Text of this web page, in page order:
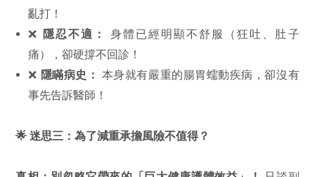
亂打！
❌
隱忍不適：
身體已經明顯不舒服（狂吐、肚子
痛），卻硬撐不回診！
❌ 隱瞞病史：
本身就有嚴重的腸胃蠕動疾病，卻沒有
事先告訴醫師！
🌟迷思三：為了減重承擔風險不值得？